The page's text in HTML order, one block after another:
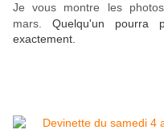
Je vous montre les
mars. Quelqu'un pourra
exactement.